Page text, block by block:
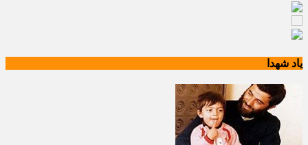
یاد شهدا